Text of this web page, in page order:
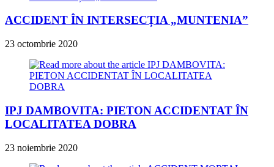
ACCIDENT ÎN INTERSECȚIA „MUNTENIA”
23 octombrie 2020
IPJ DAMBOVITA: PIETON ACCIDENTAT ÎN
LOCALITATEA DOBRA
23 noiembrie 2020